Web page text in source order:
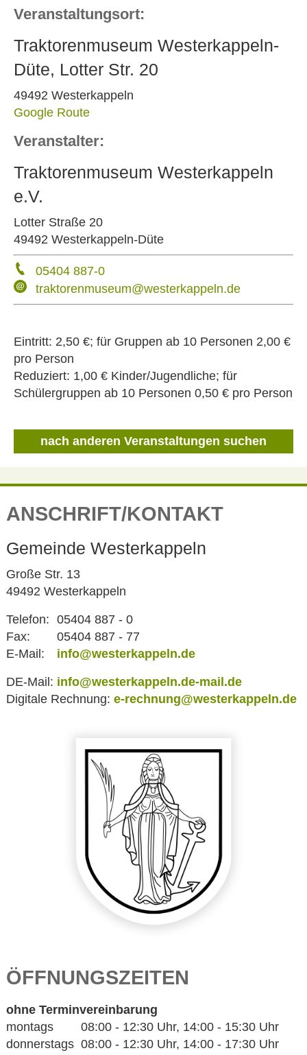
nach anderen Veranstaltungen suchen
Veranstaltungsort:
Traktorenmuseum Westerkappeln-
Düte, Lotter Str. 20
49492 Westerkappeln
Google Route
Veranstalter:
Traktorenmuseum Westerkappeln
e.V.
Lotter Straße 20
49492 Westerkappeln-Düte
05404 887-0
traktorenmuseum@westerkappeln.de
Eintritt: 2,50 €; für Gruppen ab 10 Personen 2,00 €
pro Person
Reduziert: 1,00 € Kinder/Jugendliche; für
Schülergruppen ab 10 Personen 0,50 € pro Person
ANSCHRIFT/KONTAKT
Gemeinde Westerkappeln
Große Str. 13
49492 Westerkappeln
Telefon: 05404 887 - 0
Fax:
05404 887 - 77
E-Mail:
info@westerkappeln.de
DE-Mail: info@westerkappeln.de-mail.de
Digitale Rechnung: e-rechnung@westerkappeln.de
ÖFFNUNGSZEITEN
ohne Terminvereinbarung
montags 08:00 - 12:30 Uhr, 14:00 - 15:30 Uhr
donnerstags 08:00 - 12:30 Uhr, 14:00 - 17:30 Uhr